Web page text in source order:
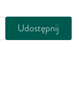
Udostępnij